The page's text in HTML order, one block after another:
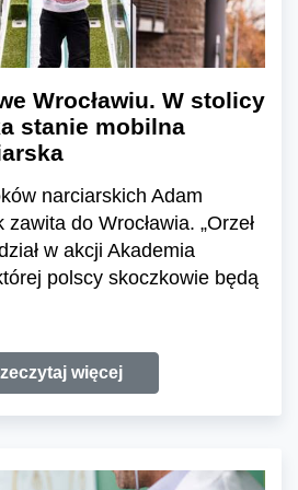
Wrocławiu. W stolicy
stanie mobilna
narciarskich Adam
do Wrocławia. „Orzeł
w akcji Akademia
polscy skoczkowie będą
więcej